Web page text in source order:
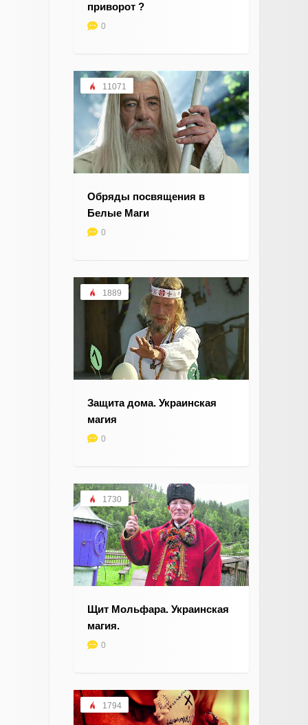
приворот ?
0
11071
Обряды посвящения в
Белые Маги
0
1889
Защита дома. Украинская
магия
0
1730
Щит Мольфара. Украинская
магия.
0
1794